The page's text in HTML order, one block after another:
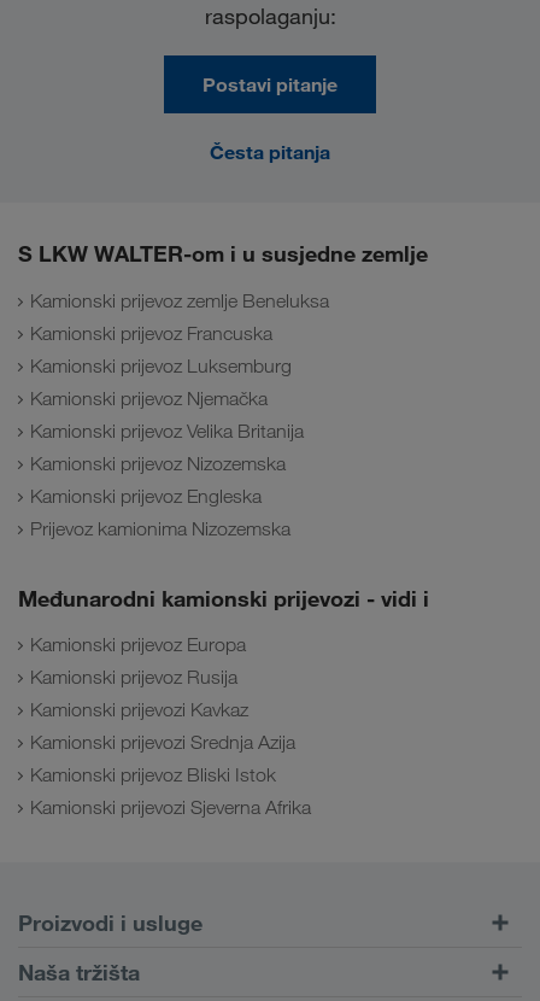
raspolaganju:
Postavi pitanje
Česta pitanja
S LKW WALTER-om i u susjedne zemlje
Kamionski prijevoz zemlje Beneluksa
Kamionski prijevoz Francuska
Kamionski prijevoz Luksemburg
Kamionski prijevoz Njemačka
Kamionski prijevoz Velika Britanija
Kamionski prijevoz Nizozemska
Kamionski prijevoz Engleska
Prijevoz kamionima Nizozemska
Međunarodni kamionski prijevozi - vidi i
Kamionski prijevoz Europa
Kamionski prijevoz Rusija
Kamionski prijevozi Kavkaz
Kamionski prijevozi Srednja Azija
Kamionski prijevoz Bliski Istok
Kamionski prijevozi Sjeverna Afrika
Proizvodi i usluge
Cestovni prijevoz
Naša tržišta